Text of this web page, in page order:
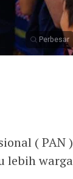
Perbesar
( PAN )
lebih warga